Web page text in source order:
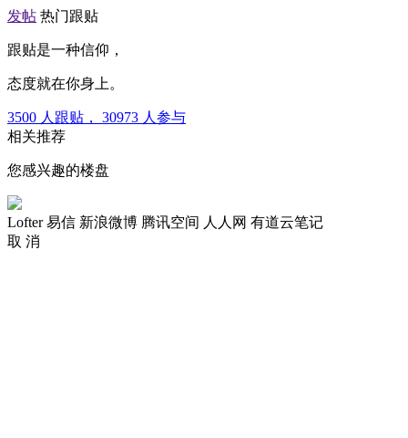
发帖 热门跟贴
跟贴是一种信仰，
态度就在你身上。
3500 人跟贴， 30973 人参与
相关推荐
您感兴趣的楼盘
Lofter 易信 新浪微博 腾讯空间 人人网 有道云笔记
取 消